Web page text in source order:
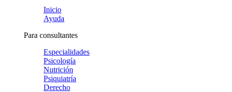
Inicio
Ayuda
Para consultantes
Especialidades
Psicología
Nutrición
Psiquiatría
Derecho